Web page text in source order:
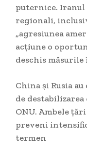
puternice. Iranul
regionali,
„agresiunea
acțiune o
deschis
China și Rusia
de
ONU. Ambele
preveni
termen